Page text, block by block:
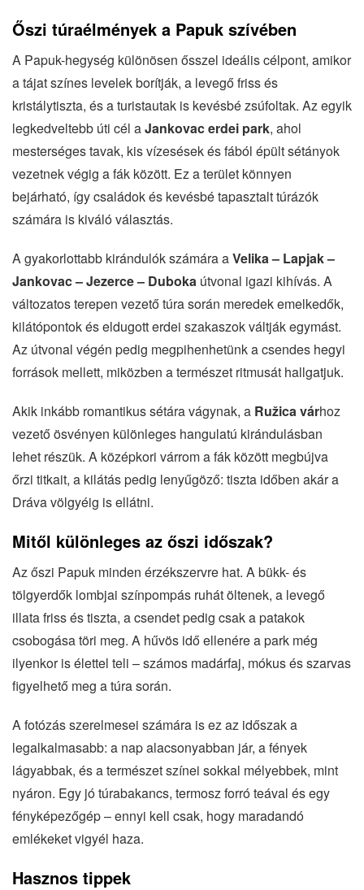
Őszi túraélmények a Papuk szívében
A Papuk-hegység különösen ősszel ideális célpont, amikor
a tájat színes levelek borítják, a levegő friss és
kristálytiszta, és a turistautak is kevésbé zsúfoltak. Az egyik
legkedveltebb úti cél aJankovac erdei park, ahol
mesterséges tavak, kis vízesések és fából épült sétányok
vezetnek végig a fák között. Ez a terület könnyen
bejárható, így családok és kevésbé tapasztalt túrázók
számára is kiváló választás.
A gyakorlottabb kirándulók számára aVelika – Lapjak –
Jankovac – Jezerce – Duboka útvonal igazi kihívás. A
változatos terepen vezető túra során meredek emelkedők,
kilátópontok és eldugott erdei szakaszok váltják egymást.
Az útvonal végén pedig megpihenhetünk a csendes hegyi
források mellett, miközben a természet ritmusát hallgatjuk.
Akik inkább romantikus sétára vágynak, a Ružica várhoz
vezető ösvényen különleges hangulatú kirándulásban
lehet részük. A középkori várrom a fák között megbújva
őrzi titkait, a kilátás pedig lenyűgöző: tiszta időben akár a
Dráva völgyéig is ellátni.
Mitől különleges az őszi időszak?
Az őszi Papuk minden érzékszervre hat. A bükk- és
tölgyerdők lombjai színpompás ruhát öltenek, a levegő
illata friss és tiszta, a csendet pedig csak a patakok
csobogása töri meg. A hűvös idő ellenére a park még
ilyenkor is élettel teli – számos madárfaj, mókus és szarvas
figyelhető meg a túra során.
A fotózás szerelmesei számára is ez az időszak a
legalkalmasabb: a nap alacsonyabban jár, a fények
lágyabbak, és a természet színei sokkal mélyebbek, mint
nyáron. Egy jó túrabakancs, termosz forró teával és egy
fényképezőgép – ennyi kell csak, hogy maradandó
emlékeket vigyél haza.
Hasznos tippek